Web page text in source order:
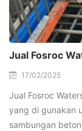
Jual Fosroc
17/02/2025
Jual Fosroc
yang di gunakan
sambungan